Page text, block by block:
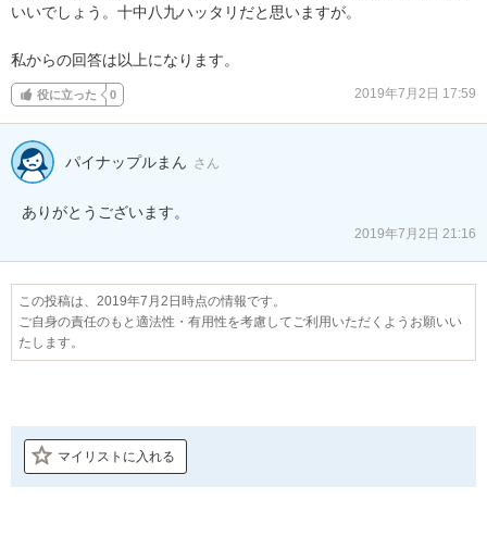
いいでしょう。十中八九ハッタリだと思いますが。
私からの回答は以上になります。
役に立った 0 2019年7月2日 17:59
パイナップルまん さん
2019年7月2日 21:16
この投稿は、2019年7月2日時点の情報です。
ご自身の責任のもと適法性・有用性を考慮してご利用いただくようお願いい
たします。
マイリストに入れる